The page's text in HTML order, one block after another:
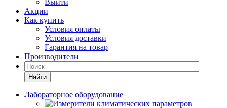
Выйти
Акции
Как купить
Условия оплаты
Условия доставки
Гарантия на товар
Производители
Найти
Лабораторное оборудование